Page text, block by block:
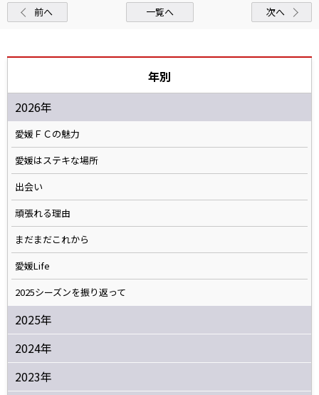
前へ 一覧へ 次へ
年別
2026年
愛媛ＦＣの魅力
愛媛はステキな場所
出会い
頑張れる理由
まだまだこれから
愛媛Life
2025シーズンを振り返って
2025年
2024年
2023年